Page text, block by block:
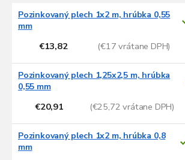
V
p
s
p
u
Pozinkovaný plech 1x2 m, hrúbka 0,55
mm
€13,82 (€17 vrátane DPH)
Pozinkovaný plech 1,25x2,5 m, hrúbka
0,55 mm
€20,91 (€25,72 vrátane DPH)
Pozinkovaný plech 1x2 m, hrúbka 0,8
mm